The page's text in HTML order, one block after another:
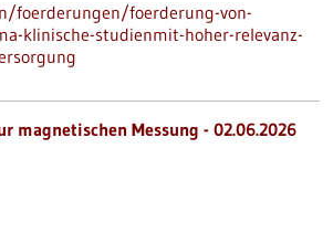
foerderungen/foerderung-von-
klinische-studienmit-hoher-relevanz-
magnetischen Messung - 02.06.2026